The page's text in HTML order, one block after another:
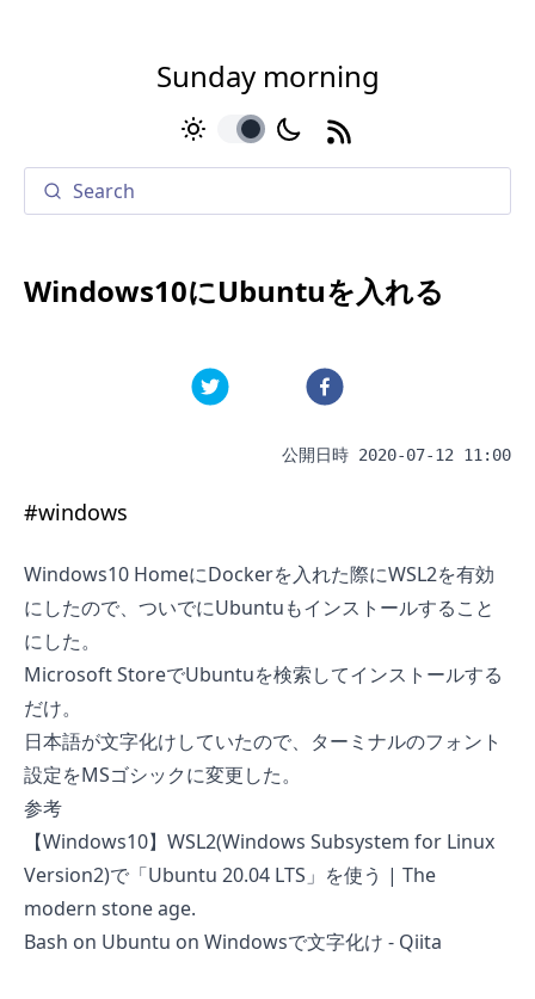
Sunday morning
toggle
Windows10にUbuntuを入れる
公開日時 2020-07-12 11:00
#windows
Windows10 HomeにDockerを入れた際にWSL2を有効
にしたので、ついでにUbuntuもインストールすること
にした。
Microsoft StoreでUbuntuを検索してインストールする
だけ。
日本語が文字化けしていたので、ターミナルのフォント
設定をMSゴシックに変更した。
参考
【Windows10】WSL2(Windows Subsystem for Linux
Version2)で「Ubuntu 20.04 LTS」を使う | The
modern stone age.
Bash on Ubuntu on Windowsで文字化け - Qiita